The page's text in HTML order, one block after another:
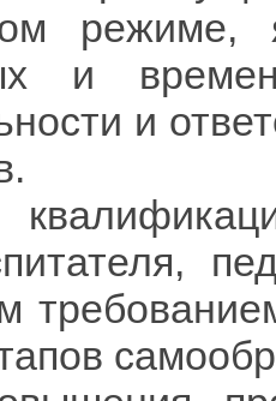
режиме,
и
и